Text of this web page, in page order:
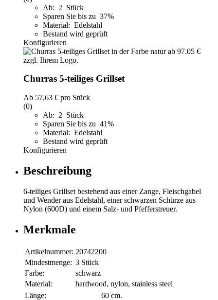
Ab: 2 Stück
Sparen Sie bis zu 37%
Material: Edelstahl
Bestand wird geprüft
Konfigurieren
Churras 5-teiliges Grillset
Ab 57,63 € pro Stück
(0)
Ab: 2 Stück
Sparen Sie bis zu 41%
Material: Edelstahl
Bestand wird geprüft
Konfigurieren
Beschreibung
6-teiliges Grillset bestehend aus einer Zange, Fleischgabel
und Wender aus Edelstahl, einer schwarzen Schürze aus
Nylon (600D) und einem Salz- und Pfefferstreuer.
Merkmale
Artikelnummer: 20742200
Mindestmenge: 3 Stück
Farbe:
schwarz
Material:
hardwood, nylon, stainless steel
Länge:
60 cm.